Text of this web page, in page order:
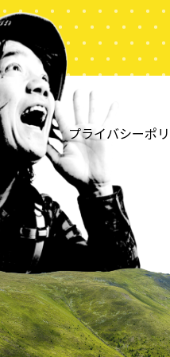
プライバシーポ